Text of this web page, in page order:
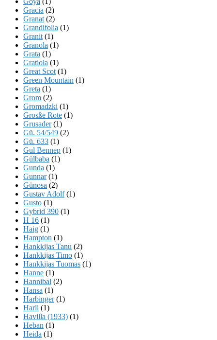
Gracia (2)
Granat (2)
Grandifolia (1)
Granit (1)
Granola (1)
Grata (1)
Gratiola (1)
Great Scot (1)
Green Mountain (1)
Greta (1)
Grom (2)
Gromadzki (1)
Grosße Rote (1)
Grusader(1)
Gü. 54/549 (2)
Gü. 633 (1)
Gul Bennep (1)
Gülbaba (1)
Gunda (1)
Gunnar(1)
Günosa (2)
Gustav Adolf(1)
Gusto (1)
Gybrid 390 (1)
H 16 (1)
Haig (1)
Hampton (1)
Hankkijas Tanu (2)
Hankkijas Timo (1)
Hankkijas Tuomas (1)
Hanne (1)
Hannibal (2)
Hansa (1)
Harbinger(1)
Harli (1)
Havilla (1933) (1)
Heban (1)
Heida (1)